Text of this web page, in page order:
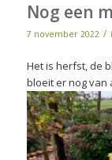
Nog een
7 november 2022 /
Het is herfst, de
bloeit er nog van